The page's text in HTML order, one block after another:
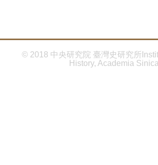
© 2018 中央研究院 臺灣史研究所
History, Academia Sinica